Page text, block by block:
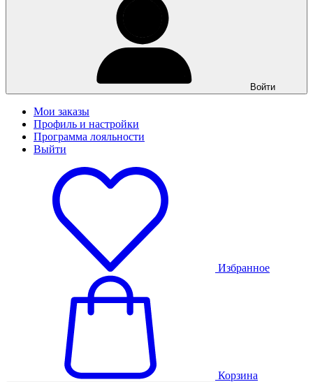
Войти
Мои заказы
Профиль и настройки
Программа лояльности
Выйти
Избранное
Корзина